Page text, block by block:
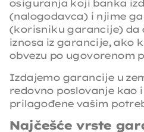
osiguranja koji banka
(nalogodavca) i njime
(korisniku garancije) da
iznosa iz garancije, ako
obvezu po ugovorenom
Izdajemo garancije u
redovno poslovanje kao
prilagođene vašim
Najčešće vrste